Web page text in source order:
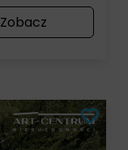
Zobacz